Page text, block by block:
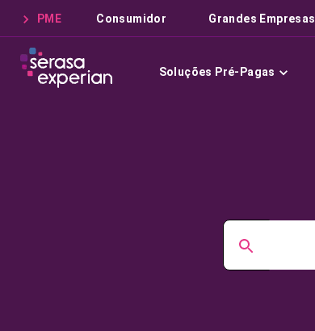
PME Consumidor Grandes Empresas
Soluções Pré-Pagas